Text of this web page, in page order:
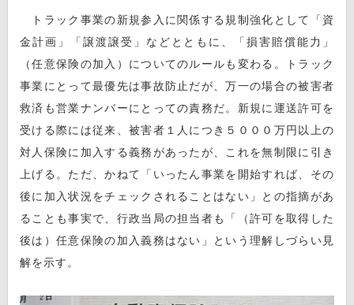
トラック事業の新規参入に関係する規制強化として「資
金計画」「譲渡譲受」などとともに、「損害賠償能力」
（任意保険の加入）についてのルールも変わる。トラック
事業にとって最優先は事故防止だが、万一の場合の被害者
救済も営業ナンバーにとっての責務だ。新規に運送許可を
受ける際には従来、被害者１人につき５０００万円以上の
対人保険に加入する義務があったが、これを無制限に引き
上げる。ただ、かねて「いったん事業を開始すれば、その
後に加入状況をチェックされることはない」との指摘があ
ることも事実で、行政当局の担当者も「（許可を取得した
後は）任意保険の加入義務はない」という理解しづらい見
解を示す。